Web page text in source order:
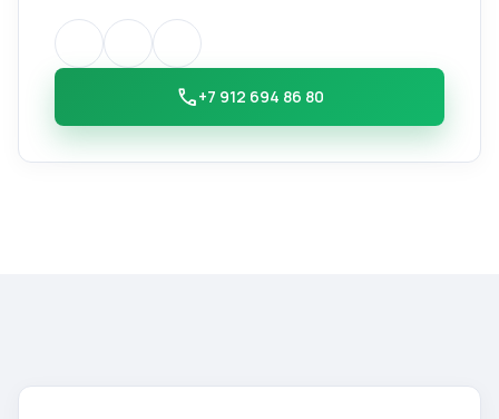
call+7 912 694 86 80